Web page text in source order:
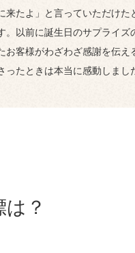
来たよ」と言っていただけた
。以前に誕生日のサプライズ
お客様がわざわざ感謝を伝え
ったときは本当に感動しまし
？